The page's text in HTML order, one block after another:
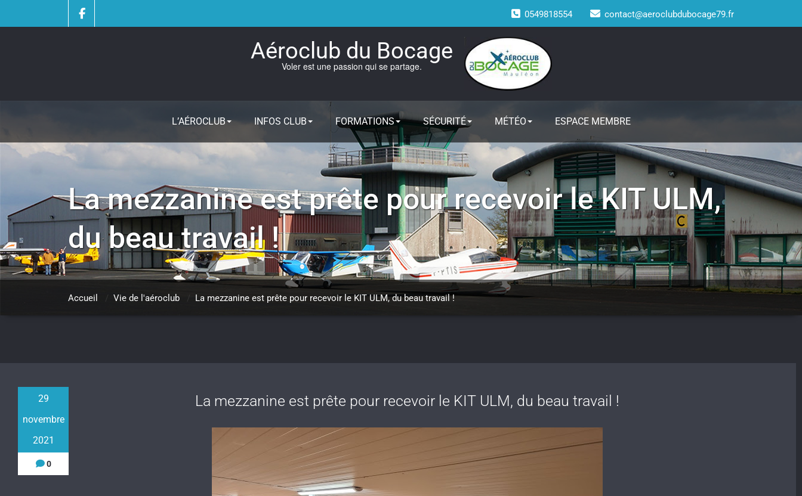
content
0549818554 contact@aeroclubdubocage79.fr
Aéroclub du Bocage
Voler est une passion qui se partage.
L’AÉROCLUB INFOS CLUB FORMATIONS SÉCURITÉ MÉTÉO ESPACE MEMBRE
La mezzanine est prête pour recevoir le KIT ULM,
du beau travail !
Accueil Vie de l'aéroclub La mezzanine est prête pour recevoir le KIT ULM, du beau travail !
29
novembre
2021
0
La mezzanine est prête pour recevoir le KIT ULM, du beau travail !